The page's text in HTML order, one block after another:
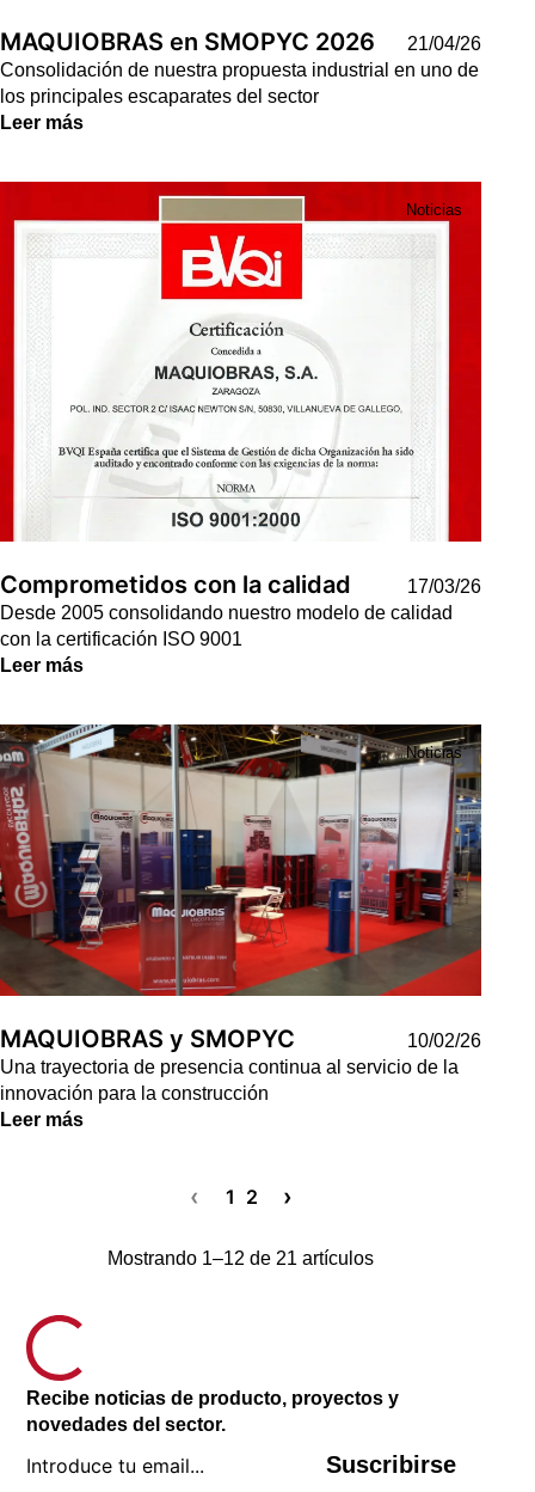
MAQUIOBRAS en SMOPYC 2026
21/04/26
Consolidación de nuestra propuesta industrial en uno de
los principales escaparates del sector
Leer más
Noticias
Comprometidos con la calidad
17/03/26
Desde 2005 consolidando nuestro modelo de calidad
con la certificación ISO 9001
Leer más
Noticias
MAQUIOBRAS y SMOPYC
10/02/26
Una trayectoria de presencia continua al servicio de la
innovación para la construcción
Leer más
‹ 1 2 ›
Mostrando 1–12 de 21 artículos
Recibe noticias de producto, proyectos y
novedades del sector.
Suscribirse